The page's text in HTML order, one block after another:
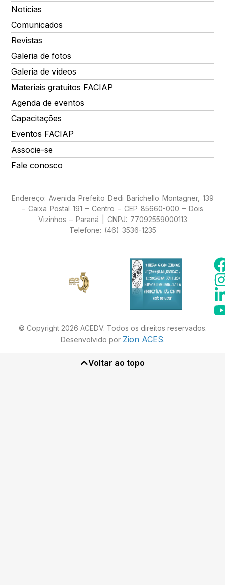
Notícias
Comunicados
Revistas
Galeria de fotos
Galeria de vídeos
Materiais gratuitos FACIAP
Agenda de eventos
Capacitações
Eventos FACIAP
Associe-se
Fale conosco
Endereço: Avenida Prefeito Dedi Barichello Montagner, 139
– Caixa Postal 191 – Centro – CEP 85660-000 – Dois
Vizinhos – Paraná | CNPJ: 77092559000113
Telefone: (46) 3536-1235
© Copyright 2026 ACEDV. Todos os direitos reservados.
Desenvolvido por Zion ACES.
Voltar ao topo